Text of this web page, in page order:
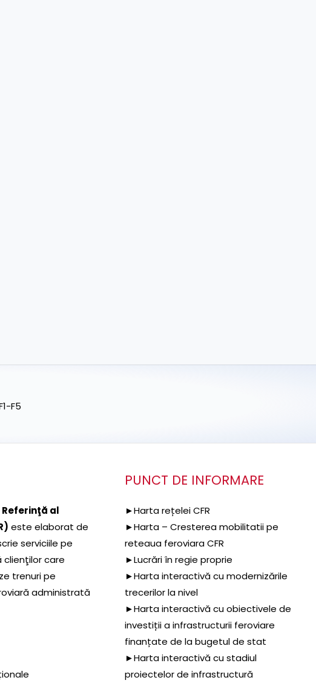
F5
al
este elaborat de
serviciile pe
clienţilor care
trenuri pe
administrată
PUNCT DE INFORMARE
►Harta rețelei CFR
►Harta – Cresterea mobilitatii pe
reteaua feroviara CFR
►Lucrări în regie proprie
►Harta interactivă cu modernizările
trecerilor la nivel
►Harta interactivă cu obiectivele de
investiții a infrastructurii feroviare
finanțate de la bugetul de stat
►Harta interactivă cu stadiul
proiectelor de infrastructură